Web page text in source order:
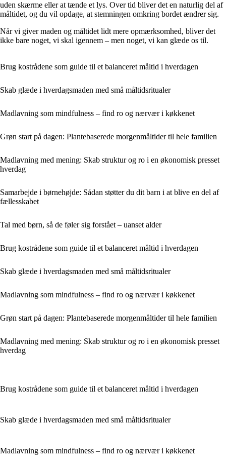
uden skærme eller at tænde et lys. Over tid bliver det en naturlig del af
måltidet, og du vil opdage, at stemningen omkring bordet ændrer sig.
Når vi giver maden og måltidet lidt mere opmærksomhed, bliver det
ikke bare noget, vi skal igennem – men noget, vi kan glæde os til.
Brug kostrådene som guide til et balanceret måltid i hverdagen
Skab glæde i hverdagsmaden med små måltidsritualer
Madlavning som mindfulness – find ro og nærvær i køkkenet
Grøn start på dagen: Plantebaserede morgenmåltider til hele familien
Madlavning med mening: Skab struktur og ro i en økonomisk presset
hverdag
Samarbejde i børnehøjde: Sådan støtter du dit barn i at blive en del af
fællesskabet
Tal med børn, så de føler sig forstået – uanset alder
Brug kostrådene som guide til et balanceret måltid i hverdagen
Skab glæde i hverdagsmaden med små måltidsritualer
Madlavning som mindfulness – find ro og nærvær i køkkenet
Grøn start på dagen: Plantebaserede morgenmåltider til hele familien
Madlavning med mening: Skab struktur og ro i en økonomisk presset
hverdag
Brug kostrådene som guide til et balanceret måltid i hverdagen
Skab glæde i hverdagsmaden med små måltidsritualer
Madlavning som mindfulness – find ro og nærvær i køkkenet